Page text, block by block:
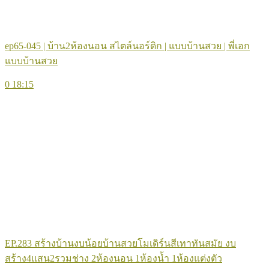
ep65-045 | บ้าน2ห้องนอน สไตล์นอร์ดิก | แบบบ้านสวย | พี่เอก
แบบบ้านสวย
0 18:15
EP.283 สร้างบ้านงบน้อยบ้านสวยโมเดิร์นสีเทาทันสมัย งบ
สร้าง4แสน2รวมช่าง 2ห้องนอน 1ห้องน้ำ 1ห้องแต่งตัว